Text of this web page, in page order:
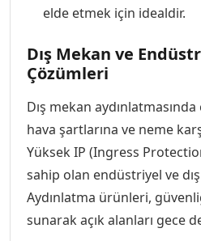
elde etmek için idealdir.
Dış Mekan ve
Çözümleri
Dış mekan
hava şartlarına ve neme
Yüksek IP (Ingress
sahip olan endüstriyel ve
Aydınlatma ürünleri,
sunarak açık alanları gece